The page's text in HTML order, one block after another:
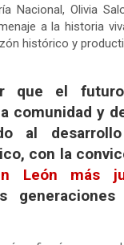
Nacional, Olivia
a la historia
histórico y
que el
comunidad y
al
con la
León más
generaciones